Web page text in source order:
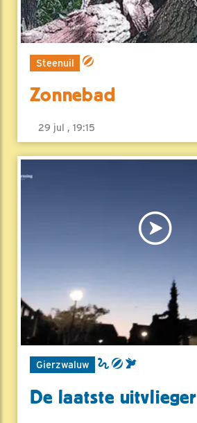
Steenuil
Zonnebad
29 jul , 19:15
Gierzwaluw
De laatste uitvlieger